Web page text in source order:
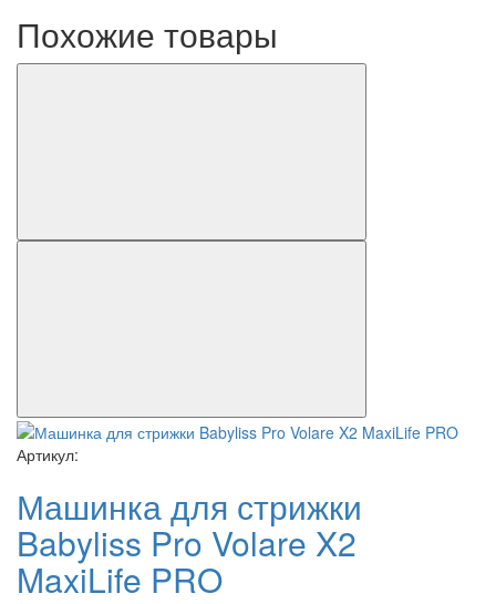
Похожие товары
Артикул:
Машинка для стрижки
Babyliss Pro Volare X2
MaxiLife PRO